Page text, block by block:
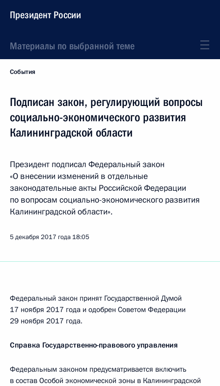
Президент России
Материалы по выбранной теме
События
Подписан закон, регулирующий вопросы
социально-экономического развития
Калининградской области
Президент подписал Федеральный закон
«О внесении изменений в отдельные
законодательные акты Российской Федерации
по вопросам социально-экономического развития
Калининградской области».
5 декабря 2017 года 18:05
Федеральный закон принят Государственной Думой
17 ноября 2017 года и одобрен Советом Федерации
29 ноября 2017 года.
Справка Государственно-правового управления
Федеральным законом предусматривается включить
в состав Особой экономической зоны в Калининградской